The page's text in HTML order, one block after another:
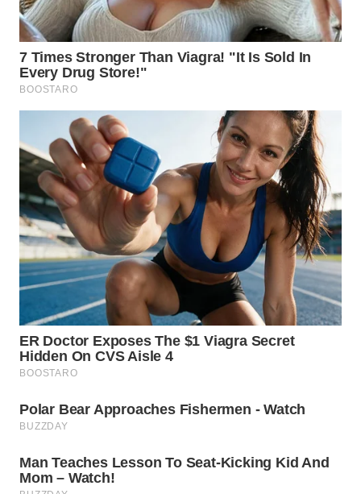
WN
DANAU
TOBA
WN
LANGKAT
WN
TAPANULI
SELATAN
TANJUNG
LESUNG
WN
WN